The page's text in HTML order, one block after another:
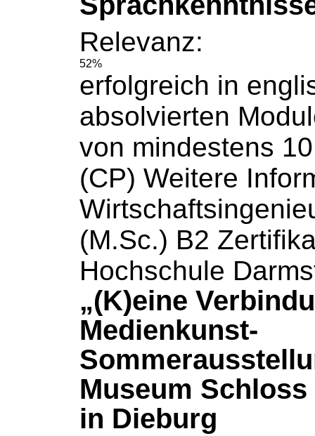
Relevanz:
52%
erfolgreich in
absolvierten
von mindestens
(CP)Weitere
(M.Sc.) B2
Hochschule
„(K)eine
Medienkunst-
Museum
in Dieburg